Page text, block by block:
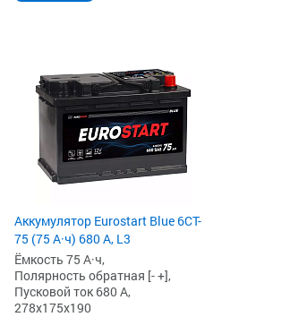
Аккумулятор Eurostart Blue 6CT-
75 (75 А·ч) 680 А, L3
Ёмкость 75 А·ч,
Полярность обратная [- +],
Пусковой ток 680 А,
278x175x190